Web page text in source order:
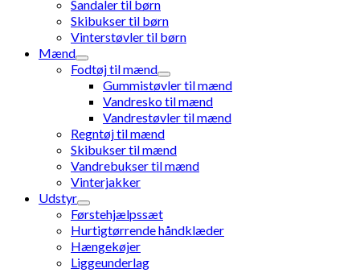
Sandaler til børn
Skibukser til børn
Vinterstøvler til børn
Mænd
Fodtøj til mænd
Gummistøvler til mænd
Vandresko til mænd
Vandrestøvler til mænd
Regntøj til mænd
Skibukser til mænd
Vandrebukser til mænd
Vinterjakker
Udstyr
Førstehjælpssæt
Hurtigtørrende håndklæder
Hængekøjer
Liggeunderlag